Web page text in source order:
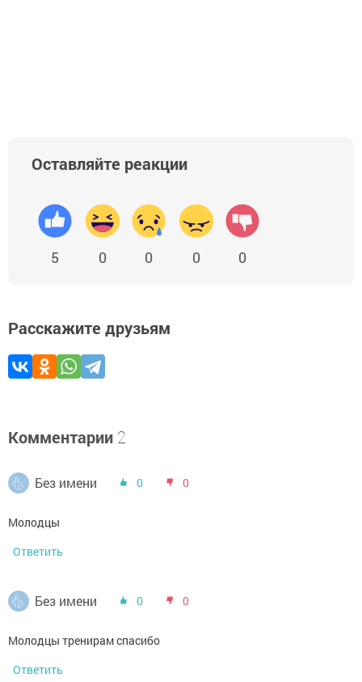
Оставляйте реакции
5 0 0 0 0
Расскажите друзьям
Комментарии 2
Без имени 0 0
Молодцы
Ответить
Без имени 0 0
Молодцы тренирам спасибо
Ответить